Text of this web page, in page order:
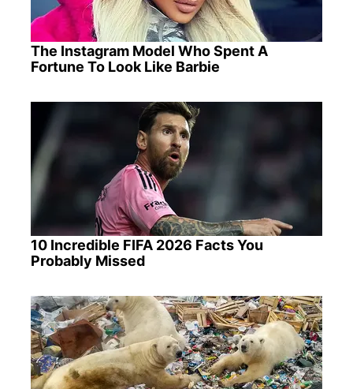
The Instagram Model Who Spent A
Fortune To Look Like Barbie
10 Incredible FIFA 2026 Facts You
Probably Missed